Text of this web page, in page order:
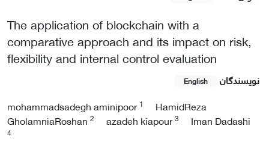
The application of blockchain with a
comparative approach and its impact on risk,
flexibility and internal control evaluation
نویسندگان English
mohammadsadegh aminipoor1
HamidReza
GholamniaRoshan 2 azadeh kiapour3 Iman Dadashi
4